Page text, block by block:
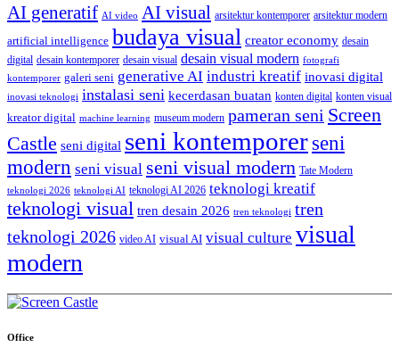
AI generatif AI video AI visual arsitektur kontemporer arsitektur modern
artificial intelligence budaya visual creator economy desain
digital desain kontemporer desain visual desain visual modern fotografi
kontemporer galeri seni generative AI industri kreatif inovasi digital
inovasi teknologi instalasi seni kecerdasan buatan konten digital konten visual
kreator digital machine learning museum modern pameran seni Screen
Castle seni digital seni kontemporer seni
modern seni visual seni visual modern Tate Modern
teknologi 2026 teknologi AI teknologi AI 2026 teknologi kreatif
teknologi visual tren desain 2026 tren teknologi tren
teknologi 2026 video AI visual AI visual culture visual
modern
Office